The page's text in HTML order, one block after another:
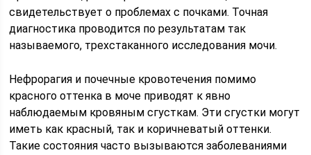
свидетельствует о проблемах с почками. Точная
диагностика проводится по результатам так
называемого, трехстаканного исследования мочи.
Нефрорагия и почечные кровотечения помимо
красного оттенка в моче приводят к явно
наблюдаемым кровяным сгусткам. Эти сгустки могут
иметь как красный, так и коричневатый оттенки.
Такие состояния часто вызываются заболеваниями